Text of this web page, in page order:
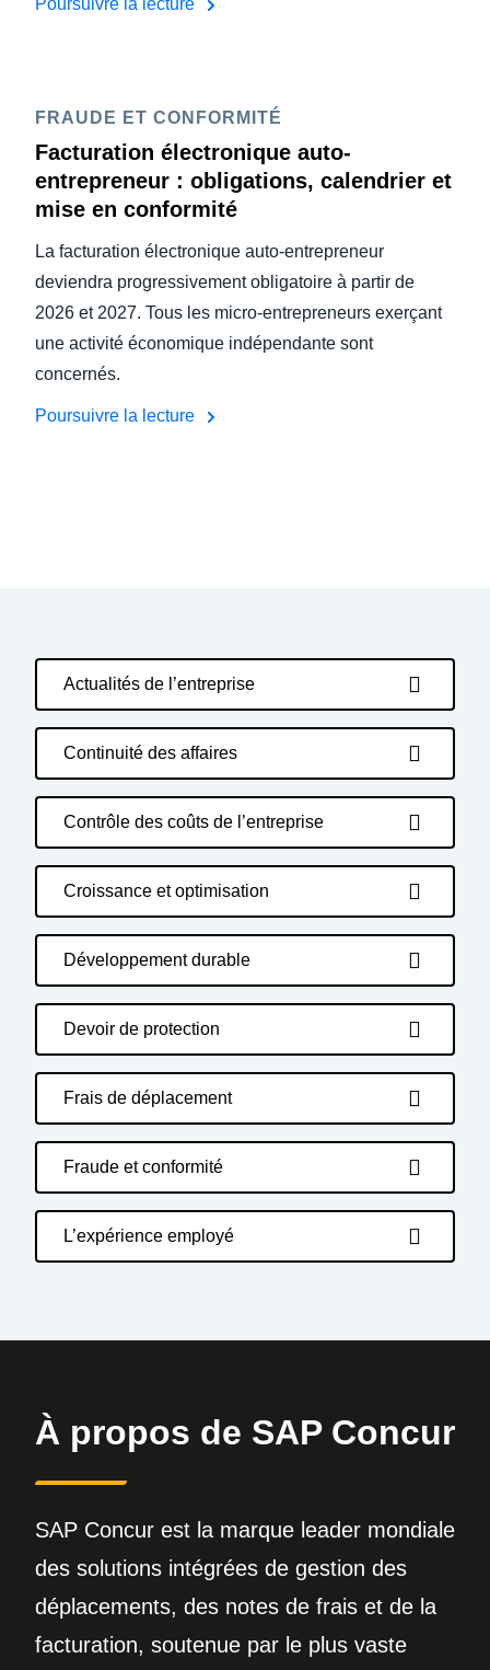
Poursuivre la lecture
FRAUDE ET CONFORMITÉ
Facturation électronique auto-
entrepreneur : obligations, calendrier et
mise en conformité
La facturation électronique auto-entrepreneur
deviendra progressivement obligatoire à partir de
2026 et 2027. Tous les micro-entrepreneurs exerçant
une activité économique indépendante sont
concernés.
Poursuivre la lecture
Actualités de l’entreprise
Continuité des affaires
Contrôle des coûts de l’entreprise
Croissance et optimisation
Développement durable
Devoir de protection
Frais de déplacement
Fraude et conformité
L’expérience employé
À propos de SAP Concur
SAP Concur est la marque leader mondiale
des solutions intégrées de gestion des
déplacements, des notes de frais et de la
facturation, soutenue par le plus vaste